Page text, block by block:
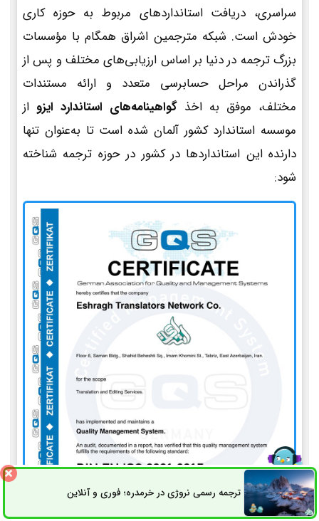
سراسری، دریافت استانداردهای مربوط به حوزه کاری
خودش است. شبکه مترجمین اشراق همگام با مؤسسات
بزرگ ترجمه در دنیا بر اساس ارزیابی‌های مختلف و پس از
گذراندن مراحل حسابرسی متعدد و ارائه مستندات
مختلف، موفق به اخذ گواهینامه‌های استاندارد ایزو از
موسسه استاندارد کشور آلمان شده است تا به‌عنوان تنها
دارنده این استانداردها در کشور در حوزه ترجمه شناخته
شود:
ترجمه رسمی نروژی در خرمدره؛ فوری و آنلاینثبت سفارش راه های ارتباطی